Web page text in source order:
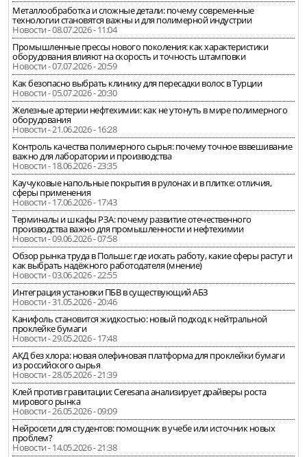
Металлообработка и сложные детали: почему современные
технологии становятся важны и для полимерной индустрии
Новости - 08.07.2026 - 11:04
Промышленные прессы нового поколения: как характеристики
оборудования влияют на скорость и точность штамповки
Новости - 07.07.2026 - 20:59
Как безопасно выбрать клинику для пересадки волос в Турции
Новости - 05.07.2026 - 20:30
Железные артерии нефтехимии: как не утонуть в мире полимерного
оборудования
Новости - 21.06.2026 - 16:28
Контроль качества полимерного сырья: почему точное взвешивание
важно для лаборатории и производства
Новости - 18.06.2026 - 23:35
Каучуковые напольные покрытия в рулонах и в плитке: отличия,
сферы применения
Новости - 17.06.2026 - 17:43
Терминалы и шкафы РЗА: почему развитие отечественного
производства важно для промышленности и нефтехимии
Новости - 09.06.2026 - 07:58
Обзор рынка труда в Польше: где искать работу, какие сферы растут и
как выбрать надёжного работодателя (мнение)
Новости - 03.06.2026 - 22:55
Интеграция установки ПБВ в существующий АБЗ
Новости - 31.05.2026 - 20:46
Канифоль становится жидкостью: новый подход к нейтральной
проклейке бумаги
Новости - 29.05.2026 - 17:48
АКД без хлора: новая олефиновая платформа для проклейки бумаги
из российского сырья
Новости - 28.05.2026 - 21:39
Клей против гравитации: Ceresana анализирует драйверы роста
мирового рынка
Новости - 26.05.2026 - 09:09
Нейросети для студентов: помощник в учебе или источник новых
проблем?
Новости - 14.05.2026 - 21:38